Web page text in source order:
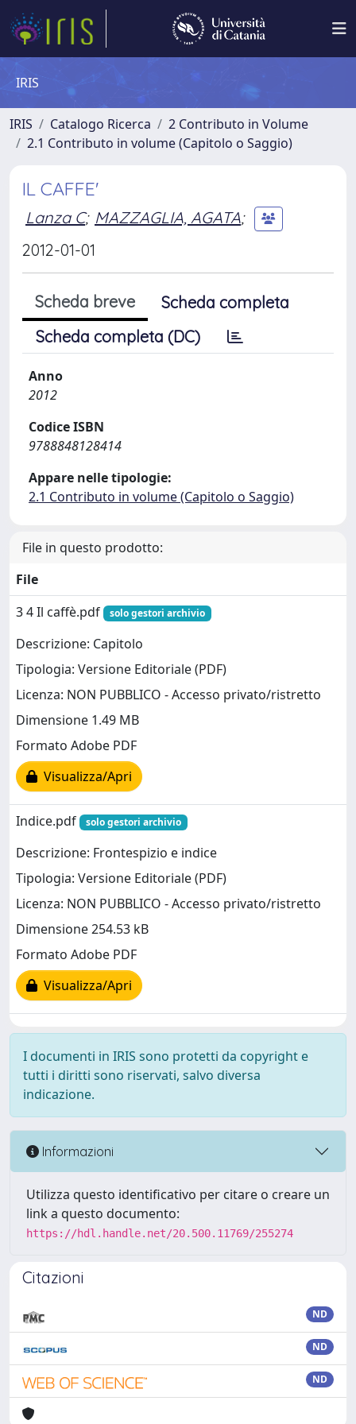
IRIS
IRIS Catalogo Ricerca
2 Contributo in Volume
2.1 Contributo in volume (Capitolo o Saggio)
IL CAFFE'
Lanza C; MAZZAGLIA, AGATA;
2012-01-01
Scheda breve
Scheda completa
Scheda completa (DC)
Anno
2012
Codice ISBN
9788848128414
Appare nelle tipologie:
2.1 Contributo in volume (Capitolo o Saggio)
File in questo prodotto:
File
3 4 Il caffè.pdf
solo gestori archivio
Descrizione: Capitolo
Tipologia: Versione Editoriale (PDF)
Licenza: NON PUBBLICO - Accesso privato/ristretto
Dimensione 1.49 MB
Formato Adobe PDF
Visualizza/Apri
Indice.pdf solo gestori archivio
Descrizione: Frontespizio e indice
Tipologia: Versione Editoriale (PDF)
Licenza: NON PUBBLICO - Accesso privato/ristretto
Dimensione 254.53 kB
Formato Adobe PDF
Visualizza/Apri
I documenti in IRIS sono protetti da copyright e
tutti i diritti sono riservati, salvo diversa
indicazione.
Informazioni
Utilizza questo identificativo per citare o creare un
link a questo documento:
https://hdl.handle.net/20.500.11769/255274
Citazioni
ND
ND
ND